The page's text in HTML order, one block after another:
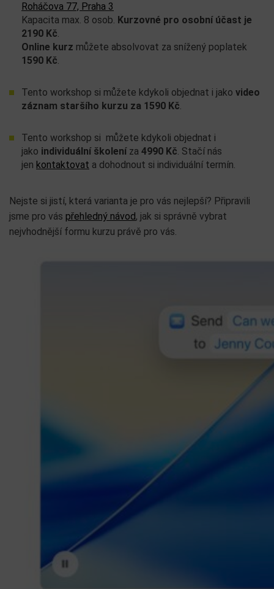
Roháčova 77, Praha 3
Kapacita max. 8 osob. Kurzovné pro osobní účast je
2190 Kč.
Online kurz můžete absolvovat za snížený poplatek
1590 Kč.
Tento workshop si můžete kdykoli objednat i jako video
záznam staršího kurzu za 1590 Kč.
Tento workshop si můžete kdykoli objednat i
jako individuální školeníza 4990 Kč. Stačí nás
jen kontaktovat a dohodnout si individuální termín.
Nejste si jistí, která varianta je pro vás nejlepší? Připravili
jsme pro vás přehledný návod, jak si správně vybrat
nejvhodnější formu kurzu právě pro vás.